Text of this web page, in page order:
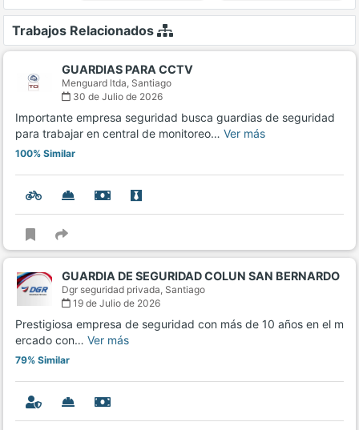
Trabajos Relacionados
GUARDIAS PARA CCTV
Menguard ltda, Santiago
30 de Julio de 2026
Importante empresa seguridad busca guardias de seguridad
para trabajar en central de monitoreo… Ver más
100% Similar
GUARDIA DE SEGURIDAD COLUN SAN BERNARDO
Dgr seguridad privada, Santiago
19 de Julio de 2026
Prestigiosa empresa de seguridad con más de 10 años en el m
ercado con… Ver más
79% Similar